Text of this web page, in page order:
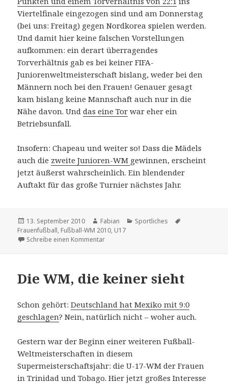
Viertelfinale eingezogen sind und am Donnerstag
(bei uns: Freitag) gegen Nordkorea spielen werden.
Und damit hier keine falschen Vorstellungen
aufkommen: ein derart überragendes
Torverhältnis gab es bei keiner FIFA-
Juniorenweltmeisterschaft bislang, weder bei den
Männern noch bei den Frauen! Genauer gesagt
kam bislang keine Mannschaft auch nur in die
Nähe davon. Unddas eine Tor war eher ein
Betriebsunfall.
Insofern: Chapeau und weiter so! Dass die Mädels
auch die zweite Junioren-WM gewinnen, erscheint
jetzt äußerst wahrscheinlich. Ein blendender
Auftakt für das große Turnier nächstes Jahr.
Veröffentlicht
am
13. September 2010 Autor
Fabian Kategorien
Sportliches
Frauenfußball, Fußball-WM 2010, U17
Schreibe einen Kommentarzu Übrigens: Deutschland wird
Die WM, die keiner sieht
Schon gehört:Deutschland hat Mexiko mit 9:0
geschlagen? Nein, natürlich nicht – woher auch.
Gestern war der Beginn einer weiteren Fußball-
Weltmeisterschaften in diesem
Supermeisterschaftsjahr: die U-17-WM der Frauen
in Trinidad und Tobago. Hier jetzt großes Interesse